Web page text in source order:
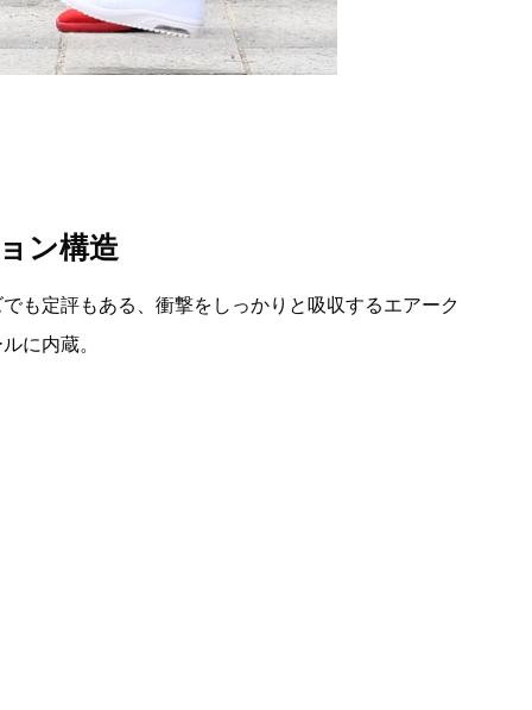
ン構造
も定評もある、衝撃をしっかりと吸収するエアーク
に内蔵。